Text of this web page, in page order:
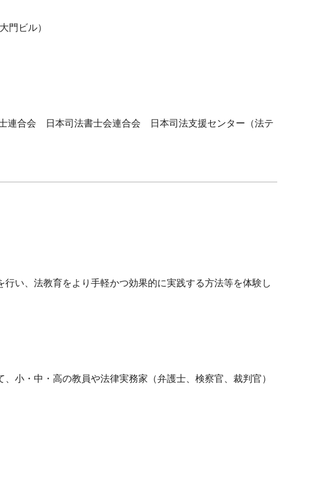
門ビル）
会 日本司法書士会連合会 日本司法支援センター（法テ
い、法教育をより手軽かつ効果的に実践する方法等を体験し
小・中・高の教員や法律実務家（弁護士、検察官、裁判官）